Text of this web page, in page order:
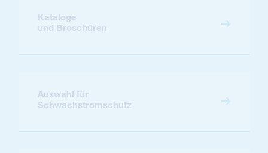
Kataloge
und Broschüren
Auswahl für
Schwachstromschutz